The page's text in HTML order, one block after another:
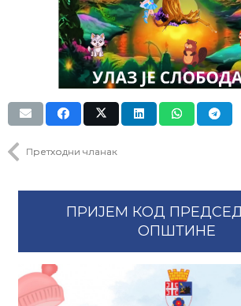
Претходни чланак
ПРИЈЕМ КОД
ОПШТИНЕ